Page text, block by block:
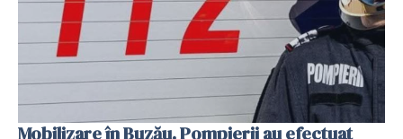
Mobilizare în Buzău. Pompierii au efectuat